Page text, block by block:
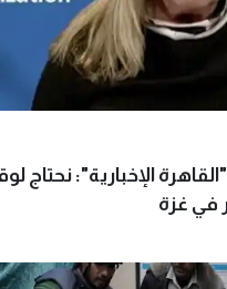
الإخبارية": نحتاج
في غزة